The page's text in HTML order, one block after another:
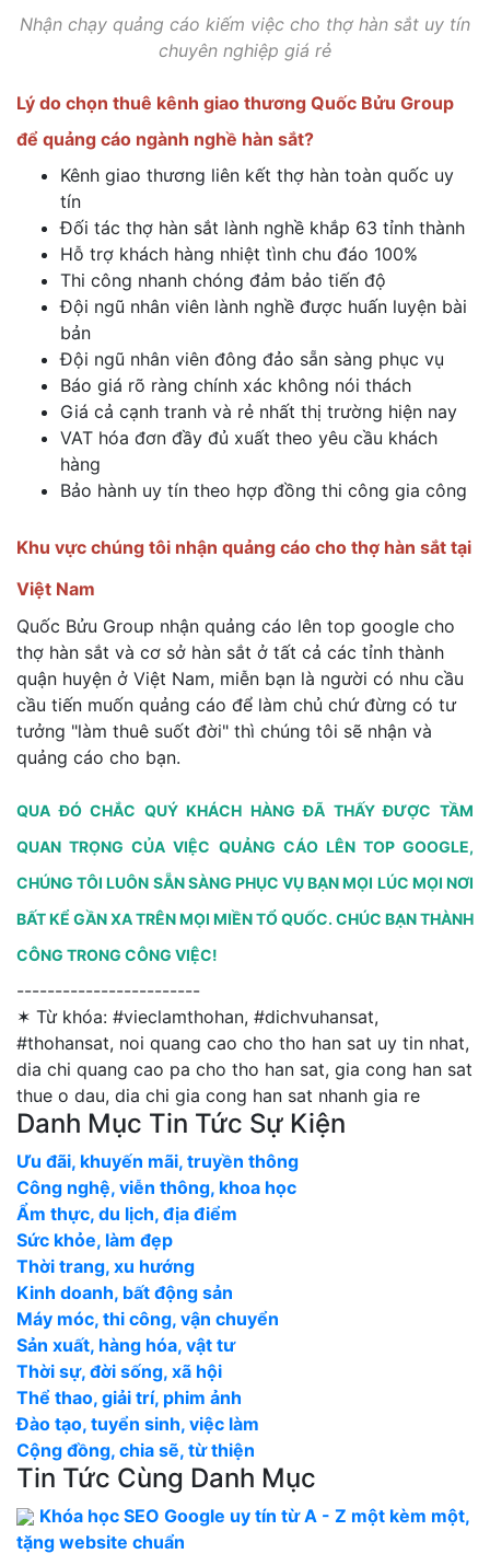
Nhận chạy quảng cáo kiếm việc cho thợ hàn sắt uy tín
chuyên nghiệp giá rẻ
Lý do chọn thuê kênh giao thương Quốc Bửu Group
để quảng cáo ngành nghề hàn sắt?
Kênh giao thương liên kết thợ hàn toàn quốc uy
tín
Đối tác thợ hàn sắt lành nghề khắp 63 tỉnh thành
Hỗ trợ khách hàng nhiệt tình chu đáo 100%
Thi công nhanh chóng đảm bảo tiến độ
Đội ngũ nhân viên lành nghề được huấn luyện bài
bản
Đội ngũ nhân viên đông đảo sẵn sàng phục vụ
Báo giá rõ ràng chính xác không nói thách
Giá cả cạnh tranh và rẻ nhất thị trường hiện nay
VAT hóa đơn đầy đủ xuất theo yêu cầu khách
hàng
Bảo hành uy tín theo hợp đồng thi công gia công
Khu vực chúng tôi nhận quảng cáo cho thợ hàn sắt tại
Việt Nam
Quốc Bửu Group nhận quảng cáo lên top google cho
thợ hàn sắt và cơ sở hàn sắt ở tất cả các tỉnh thành
quận huyện ở Việt Nam, miễn bạn là người có nhu cầu
cầu tiến muốn quảng cáo để làm chủ chứ đừng có tư
tưởng "làm thuê suốt đời" thì chúng tôi sẽ nhận và
quảng cáo cho bạn.
QUA ĐÓ CHẮC QUÝ KHÁCH HÀNG ĐÃ THẤY ĐƯỢC TẦM
QUAN TRỌNG CỦA VIỆC QUẢNG CÁO LÊN TOP GOOGLE,
CHÚNG TÔI LUÔN SẴN SÀNG PHỤC VỤ BẠN MỌI LÚC MỌI NƠI
BẤT KỂ GẦN XA TRÊN MỌI MIỀN TỔ QUỐC. CHÚC BẠN THÀNH
CÔNG TRONG CÔNG VIỆC!
------------------------
✶ Từ khóa: #vieclamthohan, #dichvuhansat,
#thohansat, noi quang cao cho tho han sat uy tin nhat,
dia chi quang cao pa cho tho han sat, gia cong han sat
thue o dau, dia chi gia cong han sat nhanh gia re
Danh Mục Tin Tức Sự Kiện
Ưu đãi, khuyến mãi, truyền thông
Công nghệ, viễn thông, khoa học
Ẩm thực, du lịch, địa điểm
Sức khỏe, làm đẹp
Thời trang, xu hướng
Kinh doanh, bất động sản
Máy móc, thi công, vận chuyển
Sản xuất, hàng hóa, vật tư
Thời sự, đời sống, xã hội
Thể thao, giải trí, phim ảnh
Đào tạo, tuyển sinh, việc làm
Cộng đồng, chia sẽ, từ thiện
Tin Tức Cùng Danh Mục
Khóa học SEO Google uy tín từ A - Z một kèm một,
tặng website chuẩn